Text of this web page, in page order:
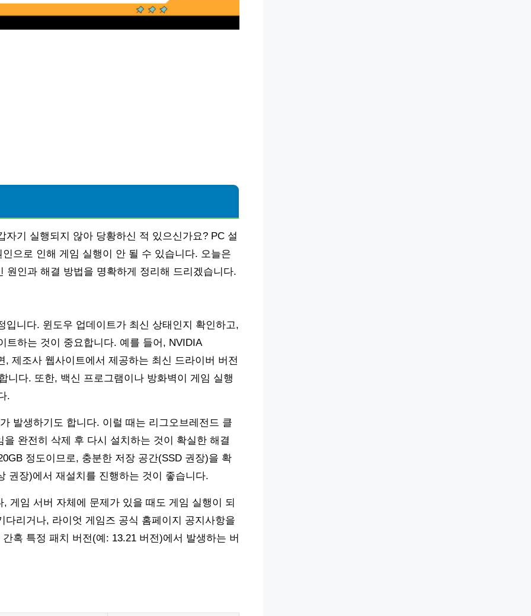
기 실행되지 않아 당황하신 적 있으신가요? PC 설
으로 인해 게임 실행이 안 될 수 있습니다. 오늘은
원인과 해결 방법을 명확하게 정리해 드리겠습니다.
니다. 윈도우 업데이트가 최신 상태인지 확인하고,
트하는 것이 중요합니다. 예를 들어, NVIDIA
제조사 웹사이트에서 제공하는 최신 드라이버 버전
니다. 또한, 백신 프로그램이나 방화벽이 게임 실행
.
발생하기도 합니다. 이럴 때는 리그오브레전드 클
을 완전히 삭제 후 다시 설치하는 것이 확실한 해결
정도이므로, 충분한 저장 공간(SSD 권장)을 확
권장)에서 재설치를 진행하는 것이 좋습니다.
게임 서버 자체에 문제가 있을 때도 게임 실행이 되
리거나, 라이엇 게임즈 공식 홈페이지 공지사항을
혹 특정 패치 버전(예: 13.21 버전)에서 발생하는 버